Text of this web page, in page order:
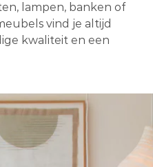
lampen, banken of
vind je altijd
kwaliteit en een